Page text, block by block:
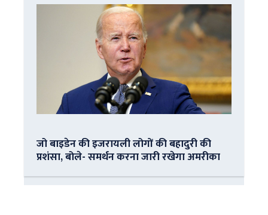
जो बाइडेन की इजरायली लोगों की बहादुरी की
प्रशंसा, बोले- समर्थन करना जारी रखेगा अमरीका